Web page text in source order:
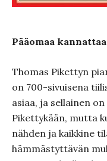
Pääomaa
Thomas Pikettyn
on 700-sivuisena
asiaa, ja sellainen
Pikettykään, mutta
nähden ja kaikkine
hämmästyttävän